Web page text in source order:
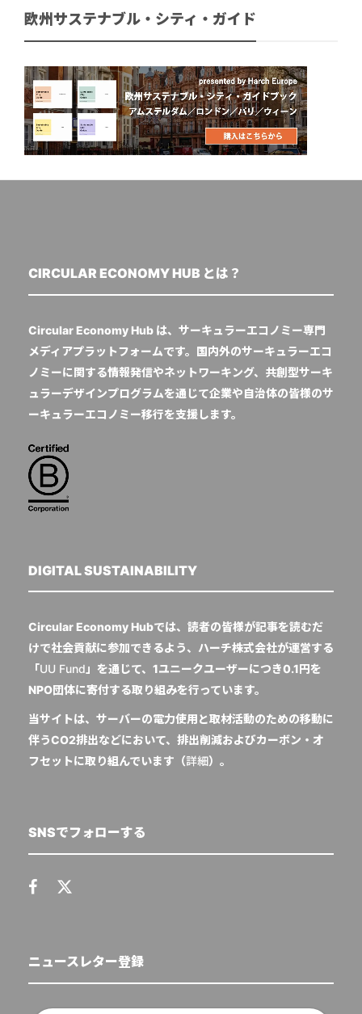
欧州サステナブル・シティ・ガイド
CIRCULAR ECONOMY HUB とは？
Circular Economy Hub は、サーキュラーエコノミー専門
メディアプラットフォームです。国内外のサーキュラーエコ
ノミーに関する情報発信やネットワーキング、共創型サーキ
ュラーデザインプログラムを通じて企業や自治体の皆様のサ
ーキュラーエコノミー移行を支援します。
DIGITAL SUSTAINABILITY
Circular Economy Hubでは、読者の皆様が記事を読むだ
けで社会貢献に参加できるよう、ハーチ株式会社が運営する
「UU Fund 」を通じて、1ユニークユーザーにつき0.1円を
NPO団体に寄付する取り組みを行っています。
当サイトは、サーバーの電力使用と取材活動のための移動に
伴うCO2排出などにおいて、排出削減およびカーボン・オ
フセットに取り組んでいます（詳細）。
SNSでフォローする
ニュースレター登録